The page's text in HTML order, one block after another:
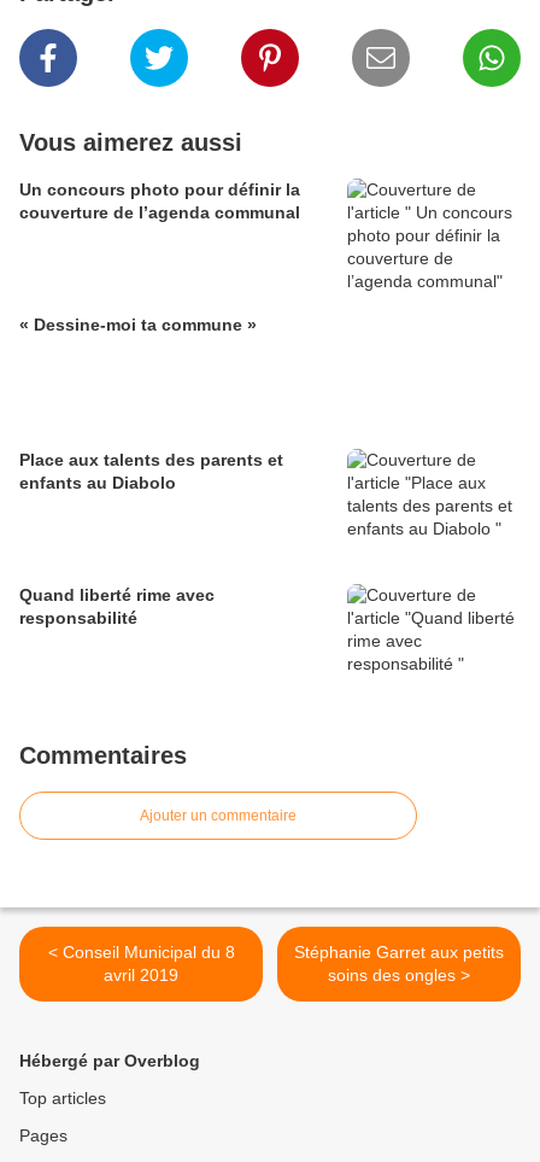
Vous aimerez aussi
Un concours photo pour définir la
couverture de l’agenda communal
« Dessine-moi ta commune »
Place aux talents des parents et
enfants au Diabolo
Quand liberté rime avec
responsabilité
Commentaires
Ajouter un commentaire
< Conseil Municipal du 8
avril 2019
Stéphanie Garret aux petits
soins des ongles >
Hébergé par Overblog
Top articles
Pages